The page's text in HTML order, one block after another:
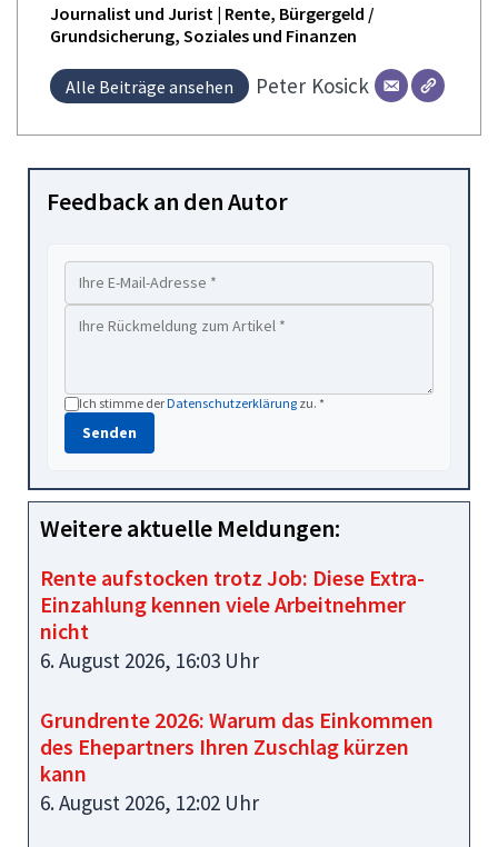
Journalist und Jurist | Rente, Bürgergeld /
Grundsicherung, Soziales und Finanzen
Alle Beiträge ansehen Peter Kosick
Feedback an den Autor
Ich stimme derDatenschutzerklärung zu. *
Senden
Weitere aktuelle Meldungen:
Rente aufstocken trotz Job: Diese Extra-
Einzahlung kennen viele Arbeitnehmer
nicht
6. August 2026, 16:03 Uhr
Grundrente 2026: Warum das Einkommen
des Ehepartners Ihren Zuschlag kürzen
kann
6. August 2026, 12:02 Uhr